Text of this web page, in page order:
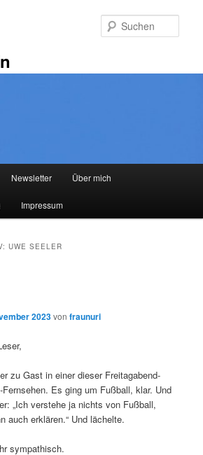
Newsletter Über mich
Impressum
UWE SEELER
2023vonfraunuri
zu Gast in einer dieser Freitagabend-
Es ging um Fußball, klar. Und
„Ich verstehe ja nichts von Fußball,
auch erklären.“ Und lächelte.
sympathisch.